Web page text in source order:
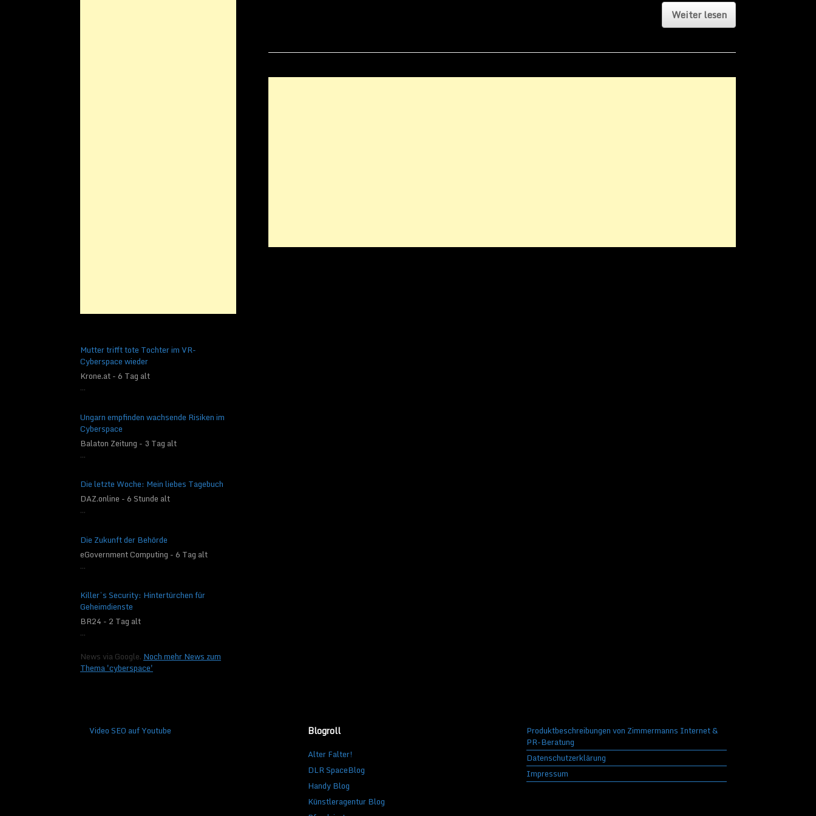
Mutter trifft tote Tochter im VR-
Cyberspace wieder
Krone.at - 6 Tag alt
...
Ungarn empfinden wachsende Risiken im
Cyberspace
Balaton Zeitung - 3 Tag alt
...
Die letzte Woche: Mein liebes Tagebuch
DAZ.online - 6 Stunde alt
...
Die Zukunft der Behörde
eGovernment Computing - 6 Tag alt
...
Killer’s Security: Hintertürchen für
Geheimdienste
BR24 - 2 Tag alt
...
News via Google. Noch mehr News zum
Thema 'cyberspace'
Video SEO auf Youtube Blogroll
Alter Falter!
DLR SpaceBlog
Handy Blog
Künstleragentur Blog
Produktbeschreibungen von Zimmermanns Internet &
PR-Beratung
Datenschutzerklärung
Impressum